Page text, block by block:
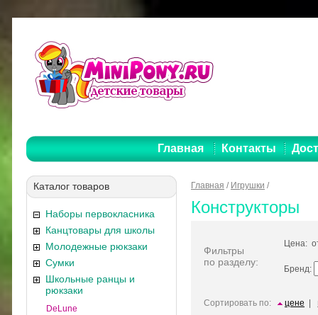
Главная Контакты
Каталог товаров
Наборы первокласника
Канцтовары для школы
Молодежные рюкзаки
Сумки
Школьные ранцы и
рюкзаки
DeLune
Главная / Игрушки /
Конструкторы
Фильтры
по разделу:
Цена:
Бренд:
Сортировать по: цене